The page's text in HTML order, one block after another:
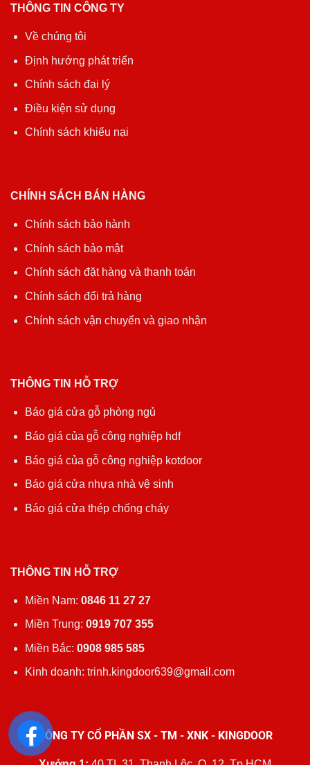
THÔNG TIN CÔNG TY
Về chúng tôi
Định hướng phát triển
Chính sách đại lý
Điều kiện sử dụng
Chính sách khiếu nại
CHÍNH SÁCH BÁN HÀNG
Chính sách bảo hành
Chính sách bảo mật
Chính sách đặt hàng và thanh toán
Chính sách đổi trả hàng
Chính sách vận chuyển và giao nhận
THÔNG TIN HỖ TRỢ
Báo giá cửa gỗ phòng ngủ
Báo giá của gỗ công nghiệp hdf
Báo giá của gỗ công nghiệp kotdoor
Báo giá cửa nhựa nhà vệ sinh
Báo giá cửa thép chống cháy
THÔNG TIN HỖ TRỢ
Miền Nam: 0846 11 27 27
Miền Trung: 0919 707 355
Miền Bắc: 0908 985 585
Kinh doanh: trinh.kingdoor639@gmail.com
CÔNG TY CỔ PHẦN SX - TM - XNK - KINGDOOR